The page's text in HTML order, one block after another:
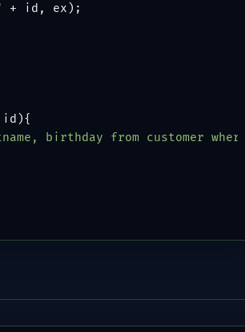
+ id, ex);
id){
birthday from customer